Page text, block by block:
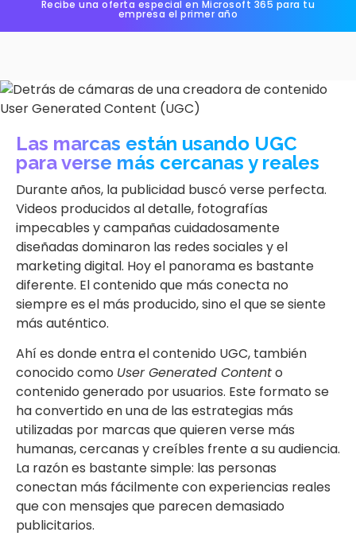
Recibe una oferta especial en Microsoft 365 para tu
empresa el primer año
Las marcas están usando UGC
para verse más cercanas y reales
Durante años, la publicidad buscó verse perfecta.
Videos producidos al detalle, fotografías
impecables y campañas cuidadosamente
diseñadas dominaron las redes sociales y el
marketing digital. Hoy el panorama es bastante
diferente. El contenido que más conecta no
siempre es el más producido, sino el que se siente
más auténtico.
Ahí es donde entra el contenido UGC, también
conocido como User Generated Contento
contenido generado por usuarios. Este formato se
ha convertido en una de las estrategias más
utilizadas por marcas que quieren verse más
humanas, cercanas y creíbles frente a su audiencia.
La razón es bastante simple: las personas
conectan más fácilmente con experiencias reales
que con mensajes que parecen demasiado
publicitarios.